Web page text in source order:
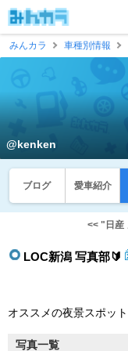
みんカラ
車種別情報
@kenken
ブログ 愛車紹介
<< "日産
LOC新潟 写真部🔰
オススメの夜景スポッ
写真一覧